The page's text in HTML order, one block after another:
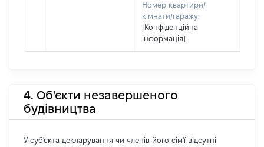
Номер квартири/
кімнати/гаражу:
[Конфіденційна
інформація]
4. Об'єкти незавершеного
будівництва
У суб'єкта декларування чи членів його сім'ї відсутні